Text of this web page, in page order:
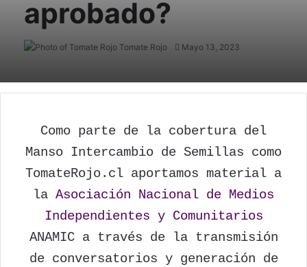
aprobado?
Tomate Rojo
Follow
Mayo 13, 2023
Como parte de la cobertura del
Manso Intercambio de Semillas como
TomateRojo.cl aportamos material a
la Asociación Nacional de Medios
Independientes y Comunitarios
ANAMIC a través de la transmisión
de conversatorios y generación de